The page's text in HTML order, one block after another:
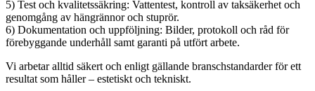
5) Test och kvalitetssäkring: Vattentest, kontroll av taksäkerhet och
genomgång av hängrännor och stuprör.
6) Dokumentation och uppföljning: Bilder, protokoll och råd för
förebyggande underhåll samt garanti på utfört arbete.
Vi arbetar alltid säkert och enligt gällande branschstandarder för ett
resultat som håller – estetiskt och tekniskt.